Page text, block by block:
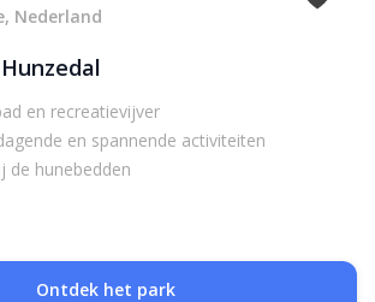
Nederland
en recreatievijver
en spannende activiteiten
de hunebedden
Ontdek het park